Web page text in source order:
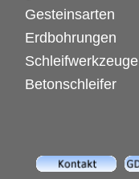
Gesteinsarten
Erdbohrungen
Schleifwerkzeuge
Betonschleifer